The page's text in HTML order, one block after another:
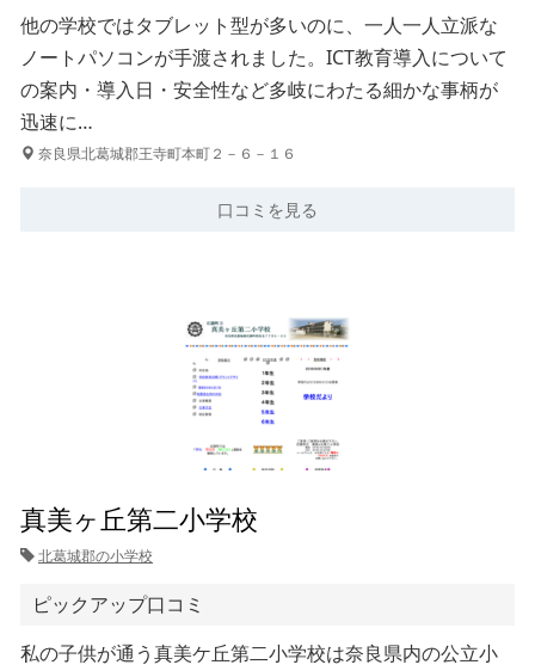
他の学校ではタブレット型が多いのに、一人一人立派な
ノートパソコンが手渡されました。ICT教育導入について
の案内・導入日・安全性など多岐にわたる細かな事柄が
迅速に…
奈良県北葛城郡王寺町本町２－６－１６
口コミを見る
真美ヶ丘第二小学校
北葛城郡の小学校
ピックアップ口コミ
私の子供が通う真美ケ丘第二小学校は奈良県内の公立小